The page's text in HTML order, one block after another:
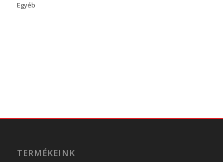
Egyéb
TERMÉKEINK